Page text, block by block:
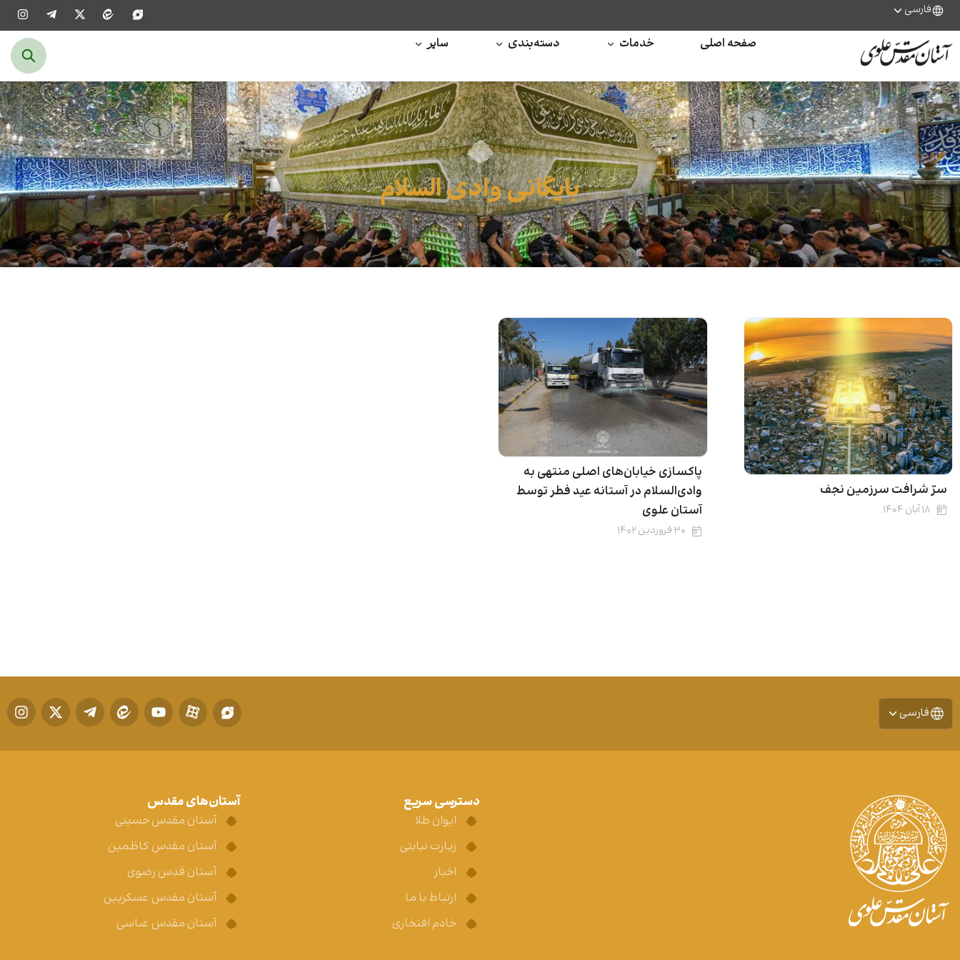
فارسی
صفحه اصلی خدمات دسته‌بندی سایر
بایگانی وادی السلام
سرّ شرافت سرزمین نجف
۱۸ آبان ۱۴۰۴
پاکسازی خیابان‌های اصلی منتهی به
وادی‌السلام در آستانه عید فطر توسط
آستان علوی
۳۰ فروردین ۱۴۰۲
فارسی
دسترسی سریع
ایوان طلا
زیارت نیابتی
اخبار
ارتباط با ما
خادم افتخاری
آستان‌های مقدس
آستان مقدس حسینی
آستان مقدس کاظمین
آستان قدس رضوی
آستان مقدس عسکریین
آستان مقدس عباسی